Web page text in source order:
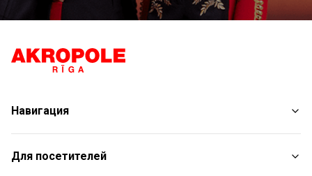
Навигация
Магазины
Услуги
Для посетителей